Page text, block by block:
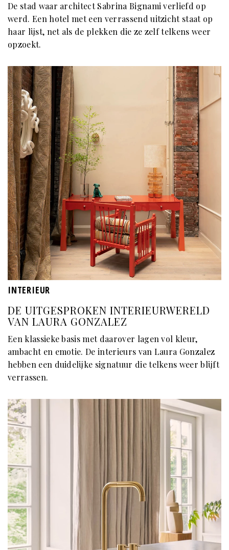
De stad waar architect Sabrina Bignami verliefd op
werd. Een hotel met een verrassend uitzicht staat op
haar lijst, net als de plekken die ze zelf telkens weer
opzoekt.
INTERIEUR
DE UITGESPROKEN INTERIEURWERELD
VAN LAURA GONZALEZ
Een klassieke basis met daarover lagen vol kleur,
ambacht en emotie. De interieurs van Laura Gonzalez
hebben een duidelijke signatuur die telkens weer blijft
verrassen.